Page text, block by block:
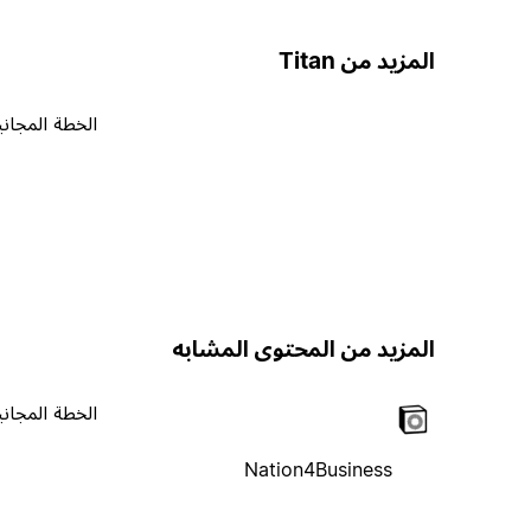
المزيد من Titan
الخطة
المزيد من المحتوى المشابه
Nation4Business
الخطة